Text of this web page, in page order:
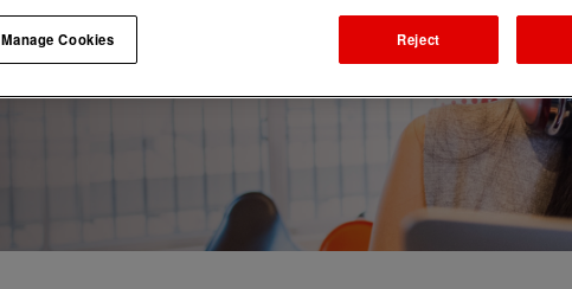
Manage Cookies Reject